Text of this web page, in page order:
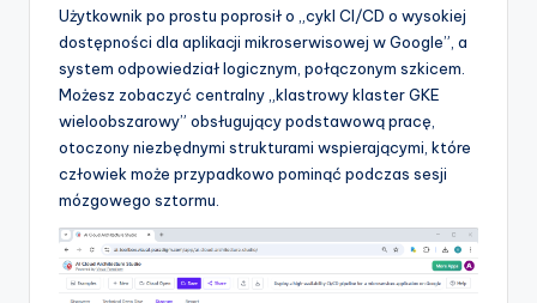
Użytkownik po prostu poprosił o „cykl CI/CD o wysokiej
dostępności dla aplikacji mikroserwisowej w Google”, a
system odpowiedział logicznym, połączonym szkicem.
Możesz zobaczyć centralny „klastrowy klaster GKE
wieloobszarowy” obsługujący podstawową pracę,
otoczony niezbędnymi strukturami wspierającymi, które
człowiek może przypadkowo pominąć podczas sesji
mózgowego sztormu.